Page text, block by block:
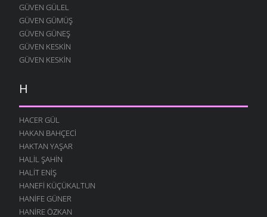
GÜVEN GÜLEL
GÜVEN GÜMÜŞ
GÜVEN GÜNEŞ
GÜVEN KESKIN
GÜVEN KESKIN
H
HACER GÜL
HAKAN BAHÇECI
HAKTAN YAŞAR
HALIL ŞAHIN
HALIT ENIŞ
HANEFI KÜÇÜKALTUN
HANIFE GÜNER
HANIRE ÖZKAN